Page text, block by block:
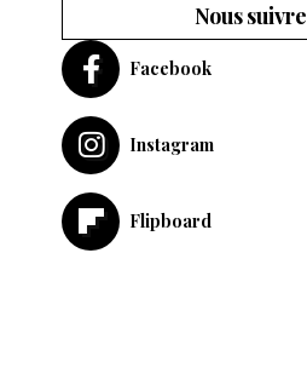
Nous suivre
Facebook
Instagram
Flipboard